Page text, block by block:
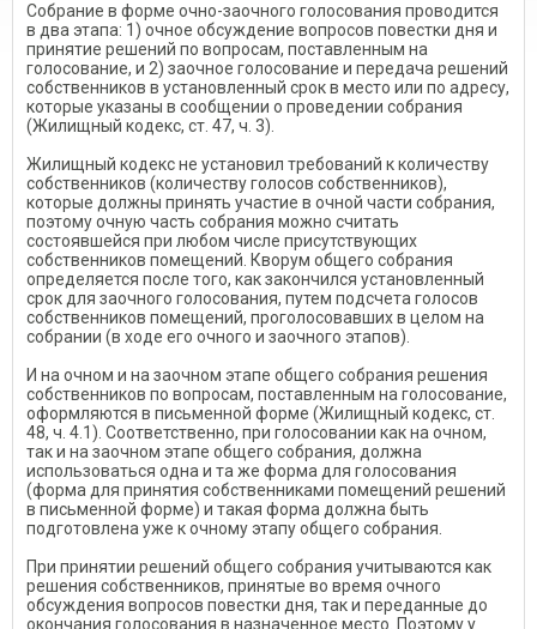
Собрание в форме очно-заочного голосования проводится
в два этапа: 1) очное обсуждение вопросов повестки дня и
принятие решений по вопросам, поставленным на
голосование, и 2) заочное голосование и передача решений
собственников в установленный срок в место или по адресу,
которые указаны в сообщении о проведении собрания
(Жилищный кодекс, ст. 47, ч. 3).
Жилищный кодекс не установил требований к количеству
собственников (количеству голосов собственников),
которые должны принять участие в очной части собрания,
поэтому очную часть собрания можно считать
состоявшейся при любом числе присутствующих
собственников помещений. Кворум общего собрания
определяется после того, как закончился установленный
срок для заочного голосования, путем подсчета голосов
собственников помещений, проголосовавших в целом на
собрании (в ходе его очного и заочного этапов).
И на очном и на заочном этапе общего собрания решения
собственников по вопросам, поставленным на голосование,
оформляются в письменной форме (Жилищный кодекс, ст.
48, ч. 4.1). Соответственно, при голосовании как на очном,
так и на заочном этапе общего собрания, должна
использоваться одна и та же форма для голосования
(форма для принятия собственниками помещений решений
в письменной форме) и такая форма должна быть
подготовлена уже к очному этапу общего собрания.
При принятии решений общего собрания учитываются как
решения собственников, принятые во время очного
обсуждения вопросов повестки дня, так и переданные до
окончания голосования в назначенное место. Поэтому у